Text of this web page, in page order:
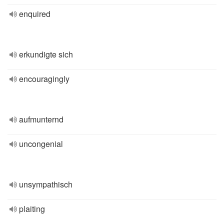
enquired
erkundigte sich
encouragingly
aufmunternd
uncongenial
unsympathisch
plaiting